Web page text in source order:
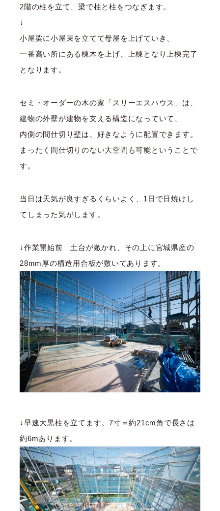
2階の柱を立て、梁で柱と柱をつなぎます。
↓
小屋梁に小屋束を立てて母屋を上げていき、
一番高い所にある棟木を上げ、上棟となり上棟完了
となります。
セミ・オーダーの木の家「スリーエスハウス」は、
建物の外壁が建物を支える構造になっていて、
内側の間仕切り壁は、好きなように配置できます。
まったく間仕切りのない大空間も可能ということで
す。
当日は天気が良すぎるくらいよく、1日で日焼けし
てしまった気がします。
↓作業開始前 土台が敷かれ、その上に宮城県産の
28mm厚の構造用合板が敷いてあります。
↓早速大黒柱を立てます。7寸＝約21cm角で長さは
約6mあります。